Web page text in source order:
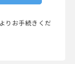
よりお手続きくだ